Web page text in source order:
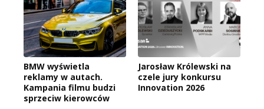
BMW wyświetla
reklamy w autach.
Kampania filmu budzi
sprzeciw kierowców
Jarosław Królewski na
czele jury konkursu
Innovation 2026